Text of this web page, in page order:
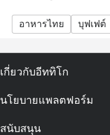
อาหารไทย บุฟเฟต์
เกี่ยวกับอีททิโก
นโยบายแพลตฟอร์ม
สนับสนุน